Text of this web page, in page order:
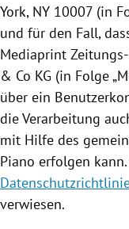
York, NY 10007 (in
und für den Fall,
Mediaprint
& Co KG (in Folge
über ein
die Verarbeitung
mit Hilfe des
Piano erfolgen
verwiesen.